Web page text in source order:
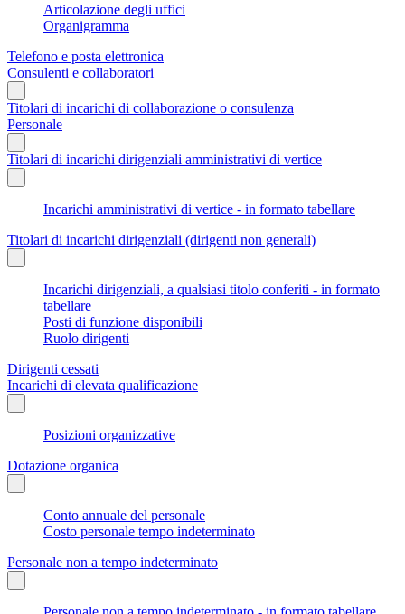
Articolazione degli uffici
Organigramma
Telefono e posta elettronica
Consulenti e collaboratori
Titolari di incarichi di collaborazione o consulenza
Personale
Titolari di incarichi dirigenziali amministrativi di vertice
Incarichi amministrativi di vertice - in formato tabellare
Titolari di incarichi dirigenziali (dirigenti non generali)
Incarichi dirigenziali, a qualsiasi titolo conferiti - in formato
tabellare
Posti di funzione disponibili
Ruolo dirigenti
Dirigenti cessati
Incarichi di elevata qualificazione
Posizioni organizzative
Dotazione organica
Conto annuale del personale
Costo personale tempo indeterminato
Personale non a tempo indeterminato